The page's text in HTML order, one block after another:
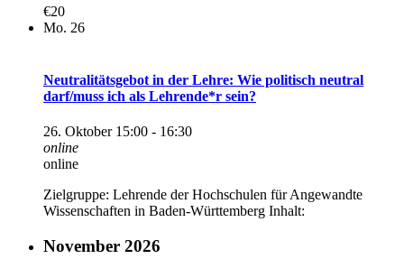
€20
Mo. 26
Neutralitätsgebot in der Lehre: Wie politisch neutral
darf/muss ich als Lehrende*r sein?
26. Oktober 15:00 - 16:30
online
online
Zielgruppe: Lehrende der Hochschulen für Angewandte
Wissenschaften in Baden-Württemberg Inhalt:
November 2026